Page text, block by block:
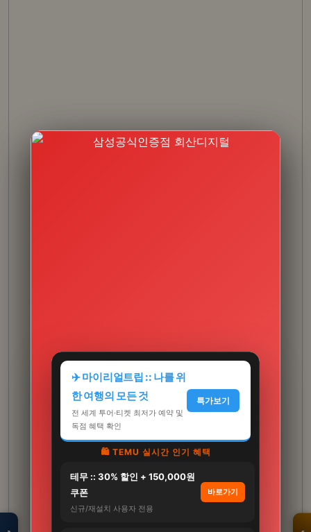
✈️ 마이리얼트립 :: 나를 위
한 여행의 모든 것
전 세계 투어·티켓 최저가 예약 및
독점 혜택 확인
특가보기
🛍️ TEMU 실시간 인기 혜택
테무 :: 30% 할인 + 150,000원
쿠폰
신규/재설치 사용자 전용
바로가기